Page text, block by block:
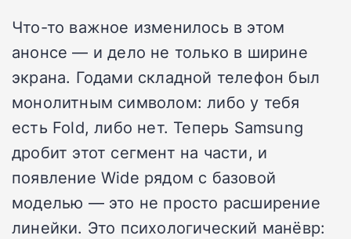
Что-то важное изменилось в этом
анонсе — и дело не только в ширине
экрана. Годами складной телефон был
монолитным символом: либо у тебя
есть Fold, либо нет. Теперь Samsung
дробит этот сегмент на части, и
появление Wide рядом с базовой
моделью — это не просто расширение
линейки. Это психологический манёвр: